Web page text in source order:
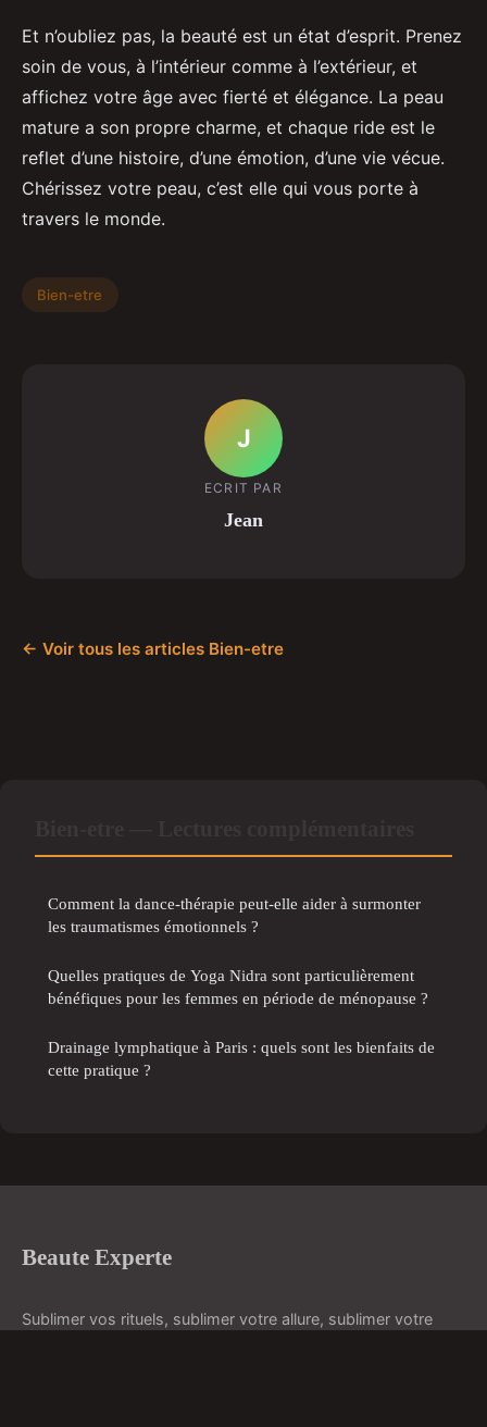
Et n’oubliez pas, la beauté est un état d’esprit. Prenez
soin de vous, à l’intérieur comme à l’extérieur, et
affichez votre âge avec fierté et élégance. La peau
mature a son propre charme, et chaque ride est le
reflet d’une histoire, d’une émotion, d’une vie vécue.
Chérissez votre peau, c’est elle qui vous porte à
travers le monde.
Bien-etre
J
ECRIT PAR
Jean
← Voir tous les articles Bien-etre
Comment la dance-thérapie peut-elle aider à surmonter
les traumatismes émotionnels ?
Quelles pratiques de Yoga Nidra sont particulièrement
bénéfiques pour les femmes en période de ménopause ?
Drainage lymphatique à Paris : quels sont les bienfaits de
cette pratique ?
Beaute Experte
Sublimer vos rituels, sublimer votre allure, sublimer votre